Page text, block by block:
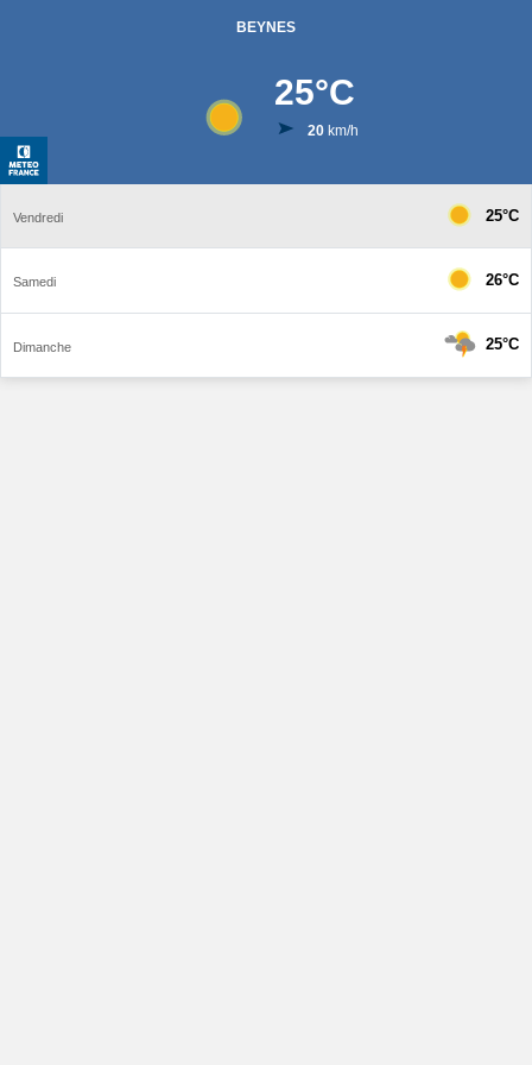
BEYNES
25°C
20km/h
Vendredi 25°C
Samedi 26°C
Dimanche 25°C